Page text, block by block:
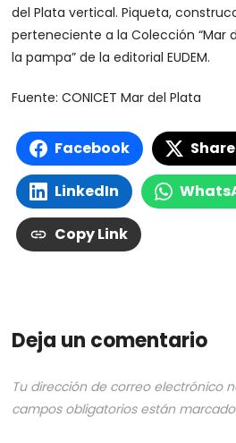
del Plata vertical. Piqueta,
perteneciente a la Colección “Mar
la pampa” de la editorial EUDEM.
Fuente: CONICET Mar del Plata
Facebook
LinkedIn
Copy Link
Deja un comentario
Tu dirección de correo electrónico
campos obligatorios están